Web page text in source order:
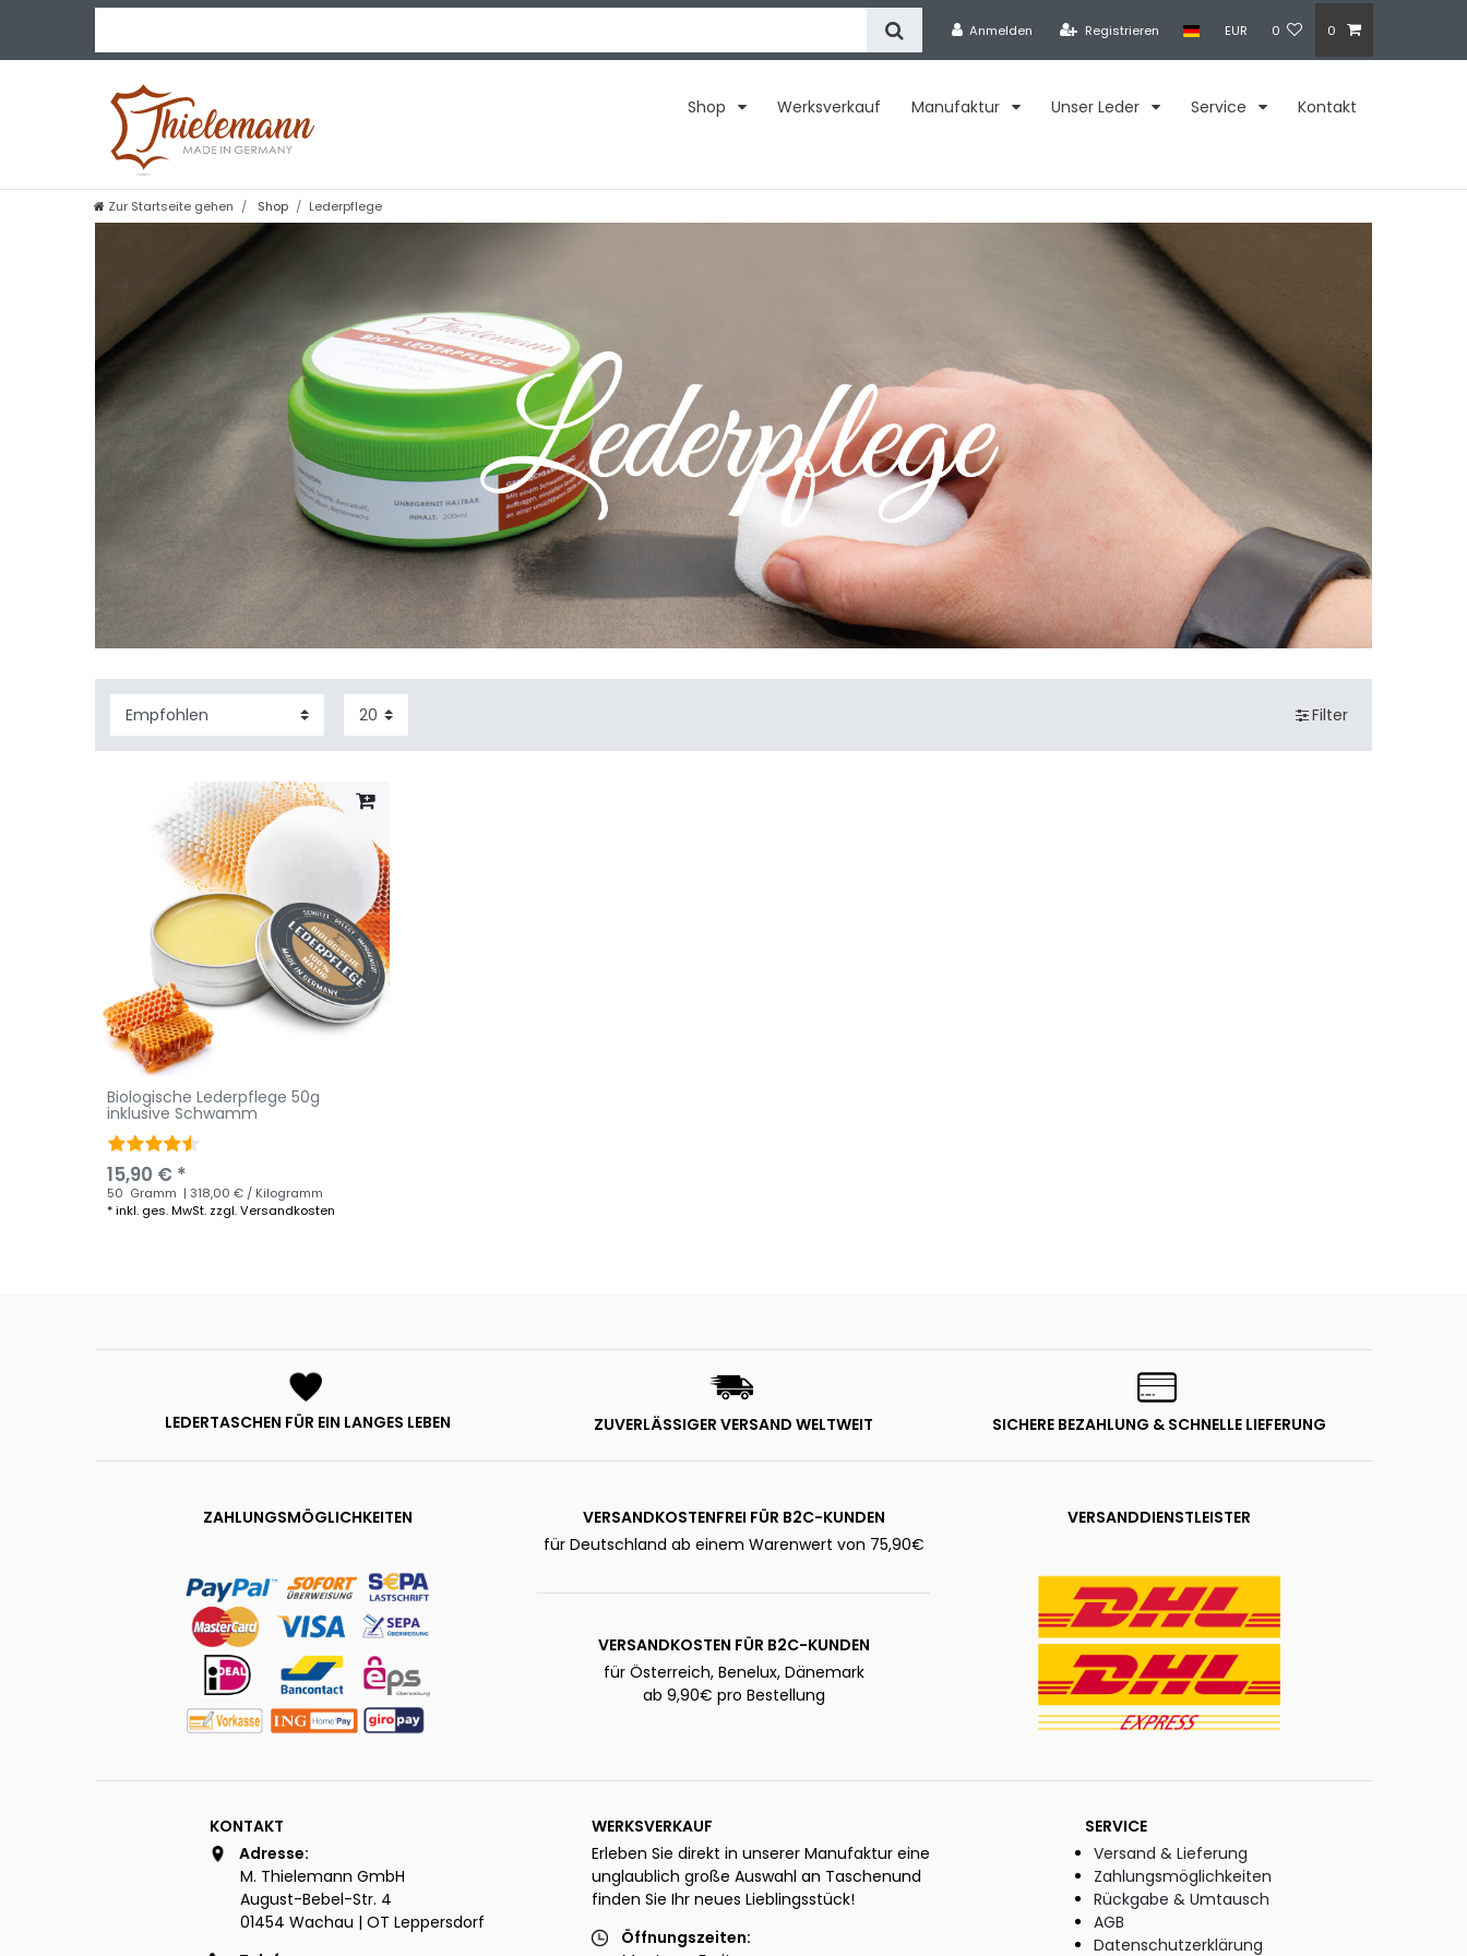
Anmelden Registrieren EUR 0 0
Shop Werksverkauf Manufaktur Unser Leder Service Kontakt
Zur Startseite gehen Shop Lederpflege
Filter
Biologische Lederpflege 50g
inklusive Schwamm
15,90 € *
50 Gramm | 318,00 € / Kilogramm
*inkl. ges. MwSt. zzgl.Versandkosten
LEDERTASCHEN FÜR EIN LANGES LEBEN ZUVERLÄSSIGER VERSAND WELTWEIT SICHERE BEZAHLUNG & SCHNELLE LIEFERUNG
ZAHLUNGSMÖGLICHKEITEN
VERSANDKOSTENFREI FÜR B2C-KUNDEN
für Deutschland ab einem Warenwert von 75,90€
VERSANDKOSTEN FÜR B2C-KUNDEN
für Österreich, Benelux, Dänemark
ab 9,90€ pro Bestellung
VERSANDDIENSTLEISTER
KONTAKT
Adresse:
M. Thielemann GmbH
August-Bebel-Str. 4
01454 Wachau | OT Leppersdorf
WERKSVERKAUF
Erleben Sie direkt in unserer Manufaktur eine
unglaublich große Auswahl an Taschenund
finden Sie Ihr neues Lieblingsstück!
Öffnungszeiten:
SERVICE
Versand & Lieferung
Zahlungsmöglichkeiten
Rückgabe & Umtausch
AGB
Datenschutzerklärung